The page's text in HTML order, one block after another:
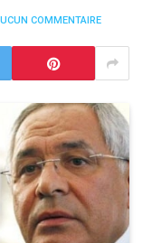
COMMENTAIRE